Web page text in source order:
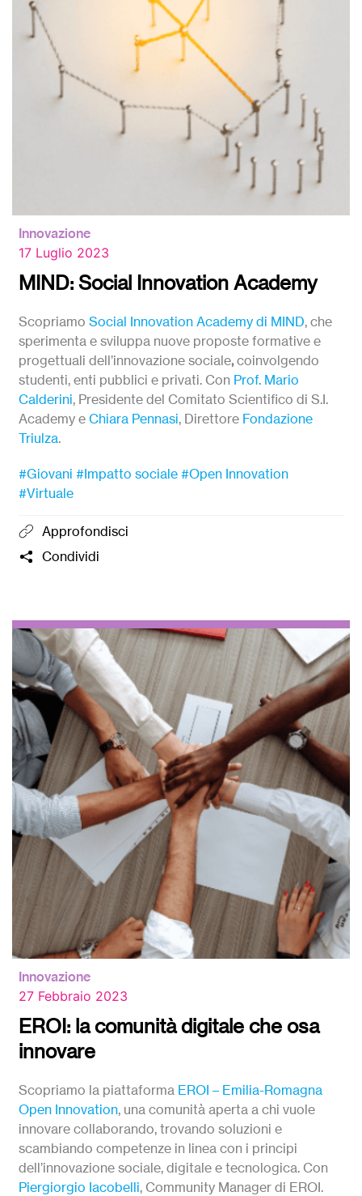
Innovazione
17 Luglio 2023
MIND: Social Innovation Academy
Scopriamo Social Innovation Academy di MIND, che
sperimenta e sviluppa nuove proposte formative e
progettuali dell’innovazione sociale,coinvolgendo
studenti, enti pubblici e privati. Con Prof. Mario
Calderini, Presidente del Comitato Scientifico di S.I.
Academy e Chiara Pennasi, Direttore Fondazione
Triulza.
#Giovani #Impatto sociale #Open Innovation
#Virtuale
Approfondisci
Condividi
Innovazione
27 Febbraio 2023
EROI: la comunità digitale che osa
innovare
Scopriamo la piattaforma EROI – Emilia-Romagna
Open Innovation, una comunità aperta a chi vuole
innovare collaborando, trovando soluzioni e
scambiando competenze in linea con i principi
dell’innovazione sociale, digitale e tecnologica. Con
Piergiorgio Iacobelli, Community Manager di EROI.